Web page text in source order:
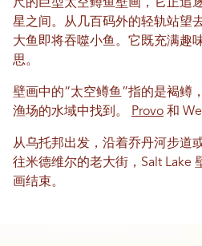
尺的巨型太空鳟鱼壁画，它正追
星之间。从几百码外的轻轨站望
大鱼即将吞噬小鱼。它既充满趣
思。
壁画中的“太空鳟鱼”指的是褐鳟
渔场的水域中找到。
Provo 和
从乌托邦出发，沿着乔丹河步道
往米德维尔的老大街，Salt Lake
画结束。